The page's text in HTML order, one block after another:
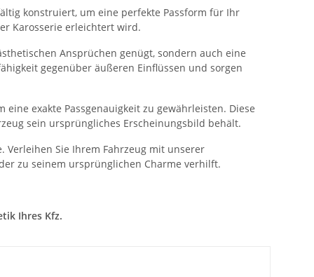
konstruiert, um eine perfekte Passform für Ihr
Karosserie erleichtert wird.
Ansprüchen genügt, sondern auch eine
gegenüber äußeren Einflüssen und sorgen
exakte Passgenauigkeit zu gewährleisten. Diese
sein ursprüngliches Erscheinungsbild behält.
Verleihen Sie Ihrem Fahrzeug mit unserer
zu seinem ursprünglichen Charme verhilft.
Ihres Kfz.